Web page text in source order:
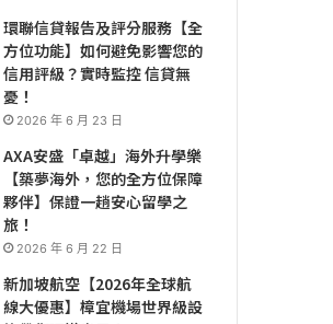
環聯信貸報告及評分服務【全
方位功能】如何避免影響您的
信用評級？實時監控 信貸無
憂！
2026 年 6 月 23 日
AXA安盛「卓越」海外升學樂
【築夢海外，您的全方位保障
夥伴】保證一趟安心留學之
旅！
2026 年 6 月 22 日
新加坡航空【2026年全球航
線大優惠】樟宜機場世界級設